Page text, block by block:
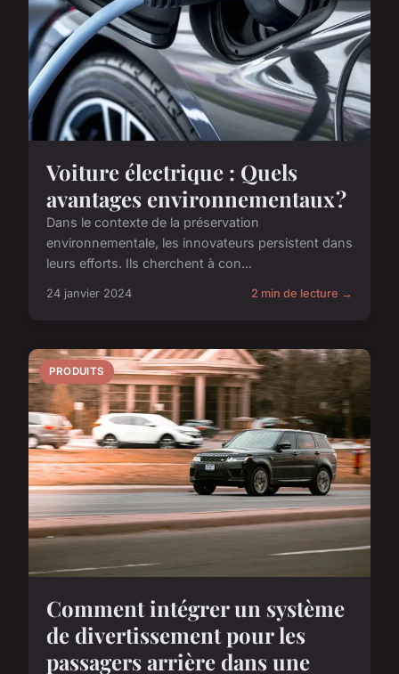
Voiture électrique : Quels
avantages environnementaux ?
Dans le contexte de la préservation
environnementale, les innovateurs persistent dans
leurs efforts. Ils cherchent à con...
24 janvier 2024 2 min de lecture →
PRODUITS
Comment intégrer un système
de divertissement pour les
passagers arrière dans une